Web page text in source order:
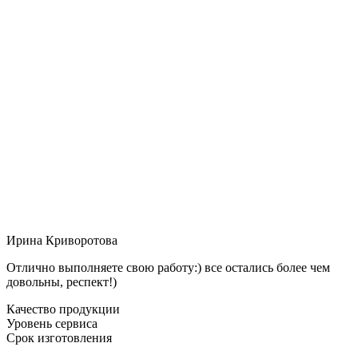
Ирина Криворотова
Отлично выполняете свою работу:) все остались более чем
довольны, респект!)
Качество продукции
Уровень сервиса
Срок изготовления